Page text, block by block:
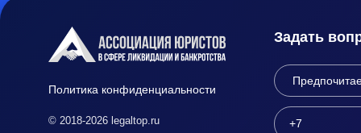
Политика конфиденциальности
© 2018-2026 legaltop.ru
Задать